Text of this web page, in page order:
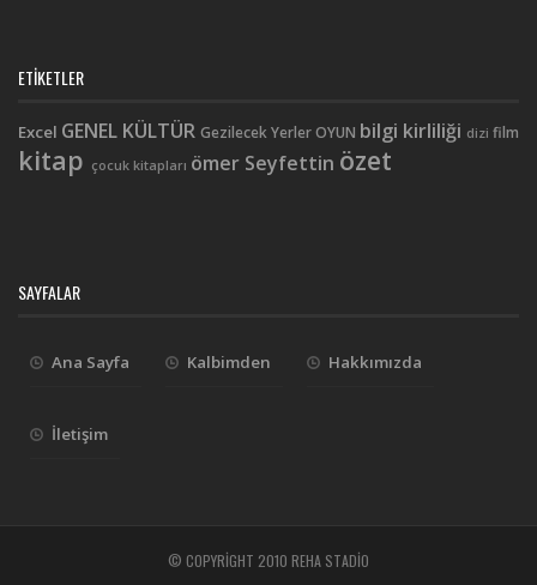
ETIKETLER
Excel GENEL KÜLTÜR Gezilecek YerlerOYUN bilgi kirliliği dizi film
kitap çocuk kitapları ömer Seyfettin özet
SAYFALAR
Ana Sayfa Kalbimden Hakkımızda
İletişim
© COPYRIGHT 2010 REHA STADIO